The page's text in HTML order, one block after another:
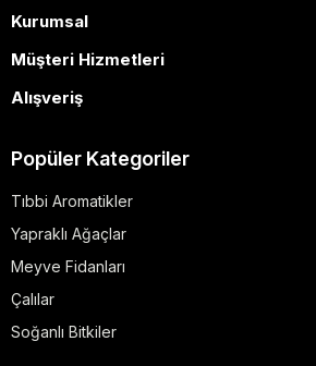
Kurumsal
Müşteri Hizmetleri
Alışveriş
Popüler Kategoriler
Tıbbi Aromatikler
Yapraklı Ağaçlar
Meyve Fidanları
Çalılar
Soğanlı Bitkiler